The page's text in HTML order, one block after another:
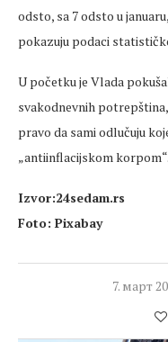
odsto, sa 7 odsto u
pokazuju podaci
U početku je Vlada
svakodnevnih
pravo da sami odlučuju
„antiinflacijskom korpom“.
Izvor:24sedam.rs
Foto: Pixabay
7. март